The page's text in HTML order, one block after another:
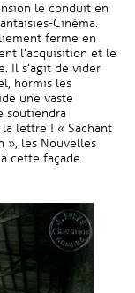
le conduit en
Cinéma.
ferme en
l’acquisition et le
Il s’agit de vider
hormis les
une vaste
soutiendra
lettre ! « Sachant
», les Nouvelles
cette façade